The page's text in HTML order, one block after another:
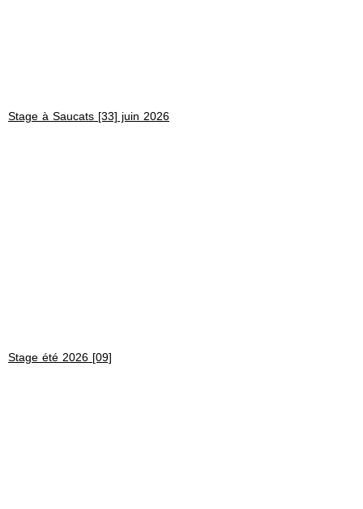
Stage à Saucats [33] juin 2026
Stage été 2026 [09]